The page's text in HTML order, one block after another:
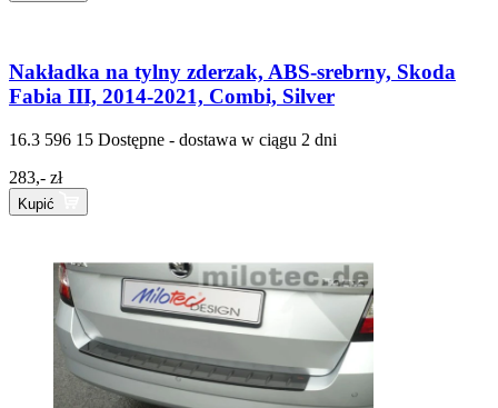
Nakładka na tylny zderzak, ABS-srebrny, Skoda
Fabia III, 2014-2021, Combi, Silver
16.3 596 15 Dostępne - dostawa w ciągu 2 dni
283,- zł
Kupić